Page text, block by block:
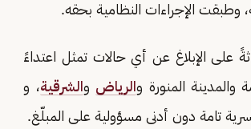
وطبقت الإجراءات النظامية بحقه.
(500) ريال لكل متن، حاثةً على الإبلاغ عن أي حالات تمثل اعتداءً
الرياض والشرقية، و
تامة دون أدنى مسؤولية على المبلّغ.